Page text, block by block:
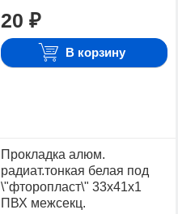
20 ₽
В корзину
Прокладка алюм.
радиат.тонкая белая под
\"фторопласт\" 33х41х1
ПВХ межсекц.